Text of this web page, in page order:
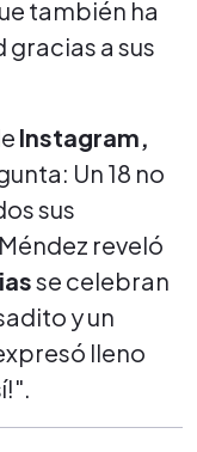
también ha
a sus
Instagram,
Un 18 no
sus
reveló
se celebran
y un
lleno